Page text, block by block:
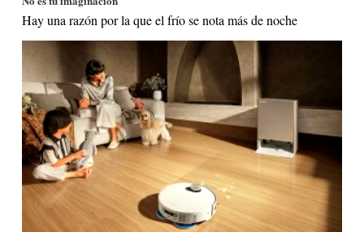
Hay una razón por la que el frío se nota más de noche